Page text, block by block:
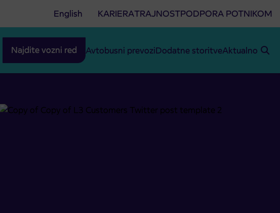
English KARIERATRAJNOSTPODPORA POTNIKOM
Najdite vozni red Avtobusni prevoziDodatne storitveAktualno